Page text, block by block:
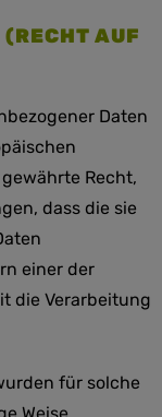
AUF
Daten
Recht,
dass die sie
einer der
die Verarbeitung
für solche